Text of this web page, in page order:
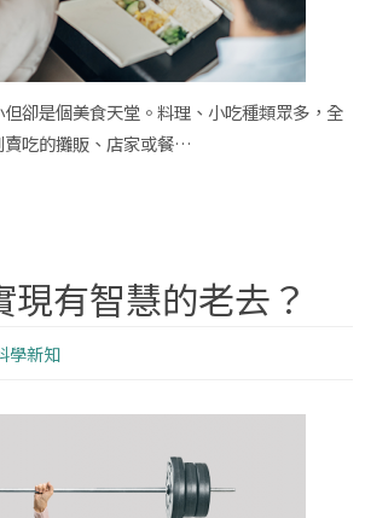
卻是個美食天堂。料理、小吃種類眾多，全
賣吃的攤販、店家或餐…
現有智慧的老去？
學新知